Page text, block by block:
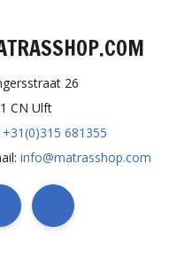
26
CN Ulft
+31(0)315 681355
info@matrasshop.com